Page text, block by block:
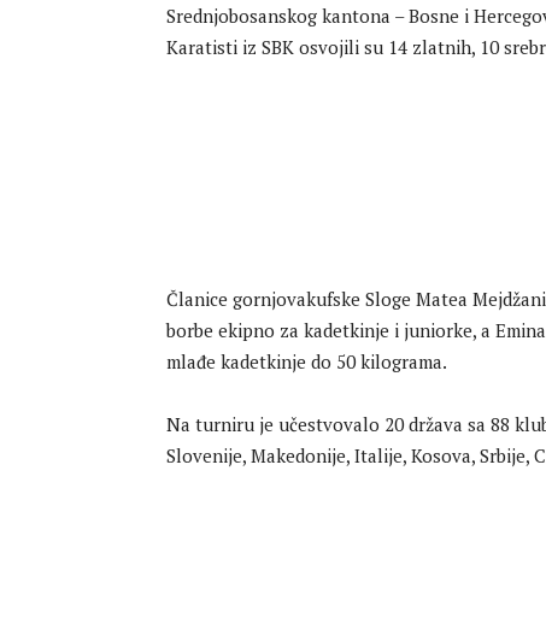
Srednjobosanskog kantona – Bosne i
Karatisti iz SBK osvojili su 14 zlatnih, 10
Članice gornjovakufske Sloge Matea
borbe ekipno za kadetkinje i juniorke, a
mlađe kadetkinje do 50 kilograma.
Na turniru je učestvovalo 20 država sa 88
Slovenije, Makedonije, Italije, Kosova, Srbije,